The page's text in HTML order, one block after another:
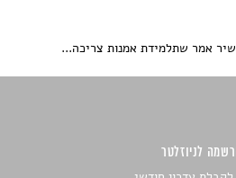
אמר שתלמידת אמנות צריכה...
לניוזלטר